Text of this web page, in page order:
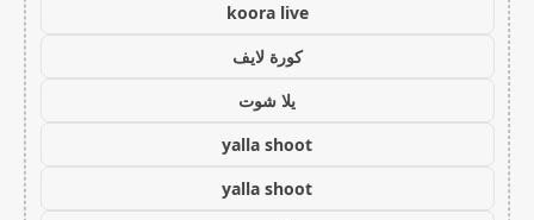
koora live
كورة لايف
يلا شوت
yalla shoot
yalla shoot